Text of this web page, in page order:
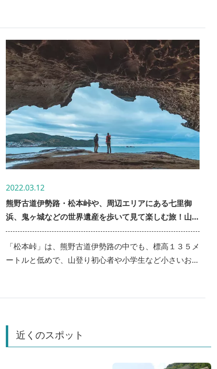
界遺産に登録されました。 今や県外だけではなく、世
界中から注目を浴びる「鬼ヶ城」をご紹介します！
2022.03.12
熊野古道伊勢路・松本峠や、周辺エリアにある七里御
浜、鬼ヶ城などの世界遺産を歩いて見て楽しむ旅！山登
り初心者や、お子様連れでも安心して巡れるスポット＆
楽しみ方をご紹介
「松本峠」は、熊野古道伊勢路の中でも、標高１３５メ
ートルと低めで、山登り初心者や小学生など小さいお子
産を一気に見て回ることができるのが「松本峠」周辺エ
み方についてご紹介します！
近くのスポット